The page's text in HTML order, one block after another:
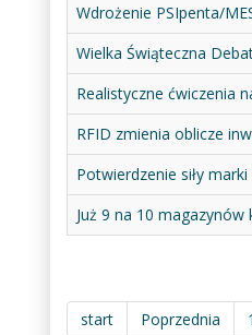
Wdrożenie PSIpenta/
Wielka Świąteczna
Realistyczne ćwiczenia
RFID zmienia oblicze
Potwierdzenie siły
Już 9 na 10 magazynów
start Poprzednia 1